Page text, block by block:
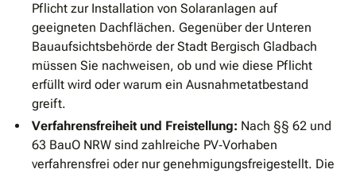
Pflicht zur Installation von Solaranlagen auf
geeigneten Dachflächen. Gegenüber der Unteren
Bauaufsichtsbehörde der Stadt Bergisch Gladbach
müssen Sie nachweisen, ob und wie diese Pflicht
erfüllt wird oder warum ein Ausnahmetatbestand
greift.
Verfahrensfreiheit und Freistellung: Nach §§ 62 und
63 BauO NRW sind zahlreiche PV‐Vorhaben
verfahrensfrei oder nur genehmigungsfreigestellt. Die